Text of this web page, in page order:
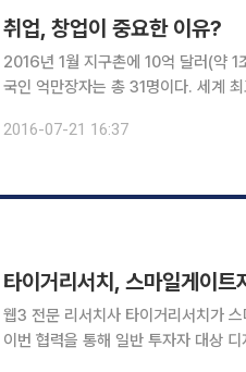
취업, 창업이 중요한 이유?
2016년 1월 지구촌에 10억 달러(약 1
국인 억만장자는 총 31명이다. 세계 최고 부호는 마이크로소프트 빌 게이츠’ 750억 달러(약 82조
3위이다. 멕시코의 재벌 카를로스 슬
2016-07-21 16:37
타이거리서치, 스마일게이
웹3 전문 리서치사 타이거리서치가
이번 협력을 통해 일반 투자자 대상 디지털